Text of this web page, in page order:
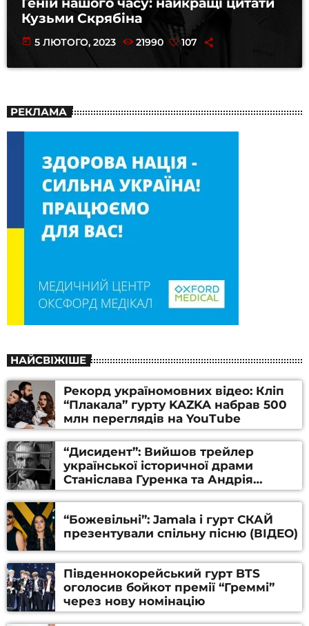
Кузьми Скрябіна
today 5 ЛЮТОГО, 2023 21990 107
РЕКЛАМА
НАЙСВІЖІШЕ
Рекорд україномовних відео: Кліп
“Плакала” гурту KAZKA набрав 500
млн переглядів на YouTube
“Дисидент”: Вийшов трейлер
української історичної драми
Станіслава Гуренка та Андрія
Алфьорова (ВІДЕО)
“Божевільні”: Jamala і гурт СКАЙ
презентували спільну пісню (ВІДЕО)
Південнокорейський гурт BTS
оголосив бойкот премії “Греммі”
через нову номінацію